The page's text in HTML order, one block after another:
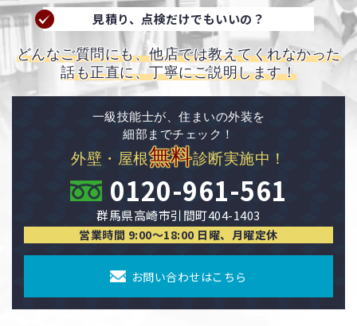
見積り、点検だけでもいいの？
どんなご質問にも、他店では教えてくれなかった
話も正直に、丁寧にご説明します！
一級技能士が、住まいの外装を
細部までチェック！
外壁・屋根無料診断実施中！
0120-961-561
群馬県高崎市引間町404-1403
営業時間 9:00〜18:00 日曜、月曜定休
お問い合わせはこちら